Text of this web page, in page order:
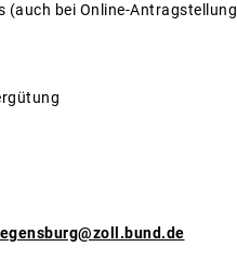
(auch bei Online-